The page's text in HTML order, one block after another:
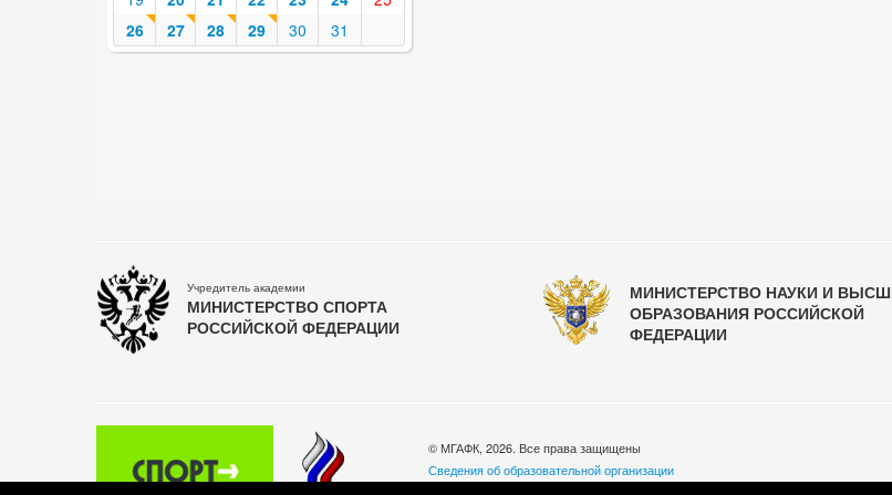
26
27 28 29 30 31
Учредитель академии
МИНИСТЕРСТВО СПОРТА
РОССИЙСКОЙ ФЕДЕРАЦИИ
МИНИСТЕРСТВО НАУКИ И
ОБРАЗОВАНИЯ РОССИЙСКОЙ
ФЕДЕРАЦИИ
© МГАФК, 2026. Все права защищены
Сведения об образовательной организации